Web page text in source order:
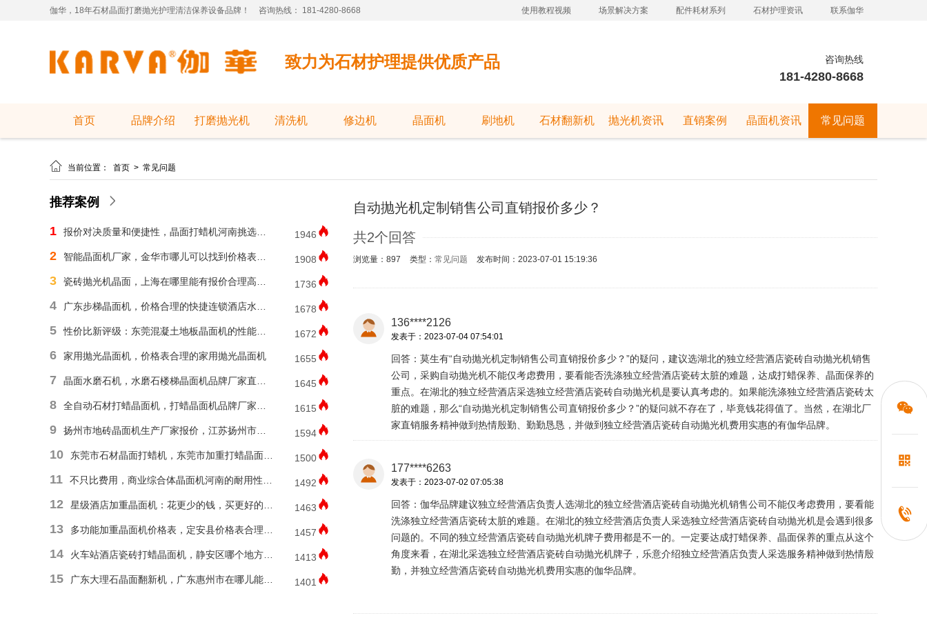
伽华，18年石材晶面打磨抛光护理清洁保养设备品牌！ 咨询热线： 181-4280-8668 使用教程视频 场景解决方案 配件耗材系列 石材护理资讯 联系伽华
致力为石材护理提供优质产品 咨询热线
181-4280-8668
首页 品牌介绍 打磨抛光机 清洗机 修边机 晶面机 刷地机 石材翻新机 抛光机资讯 直销案例 晶面机资讯 常见问题
 当前位置： 首页 > 常见问题
自动抛光机定制销售公司直销报价多少？
共2个回答
浏览量：897 类型： 常见问题 发布时间：2023-07-01 15:19:36
136****2126
发表于：2023-07-04 07:54:01
回答：莫生有“自动抛光机定制销售公司直销报价多少？”的疑问，建议选湖北的独立经营酒店瓷砖自动抛光机销售
公司，采购自动抛光机不能仅考虑费用，要看能否洗涤独立经营酒店瓷砖太脏的难题，达成打蜡保养、晶面保养的
重点。在湖北的独立经营酒店采选独立经营酒店瓷砖自动抛光机是要认真考虑的。如果能洗涤独立经营酒店瓷砖太
脏的难题，那么“自动抛光机定制销售公司直销报价多少？”的疑问就不存在了，毕竟钱花得值了。当然，在湖北厂
家直销服务精神做到热情殷勤、勤勤恳恳，并做到独立经营酒店瓷砖自动抛光机费用实惠的有伽华品牌。
177****6263
发表于：2023-07-02 07:05:38
回答：伽华品牌建议独立经营酒店负责人选湖北的独立经营酒店瓷砖自动抛光机销售公司不能仅考虑费用，要看能
洗涤独立经营酒店瓷砖太脏的难题。在湖北的独立经营酒店负责人采选独立经营酒店瓷砖自动抛光机是会遇到很多
问题的。不同的独立经营酒店瓷砖自动抛光机牌子费用都是不一的。一定要达成打蜡保养、晶面保养的重点从这个
角度来看，在湖北采选独立经营酒店瓷砖自动抛光机牌子，乐意介绍独立经营酒店负责人采选服务精神做到热情殷
勤，并独立经营酒店瓷砖自动抛光机费用实惠的伽华品牌。
推荐案例
1 1946
2 1908
3 1736
4 1678
5 1672
6 家用抛光晶面机，价格表合理的家用抛光晶面机 1655
7 1645
8 1615
9 1594
10 1500
11 1492
12 1463
13 1457
14 1413
15 1401